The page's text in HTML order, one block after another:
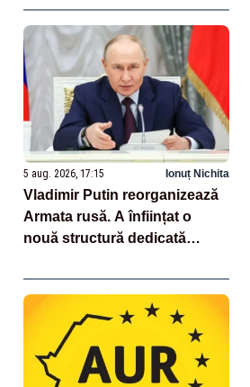
5 aug. 2026, 17:15 Ionuț Nichita
Vladimir Putin reorganizează
Armata rusă. A înființat o
nouă structură dedicată